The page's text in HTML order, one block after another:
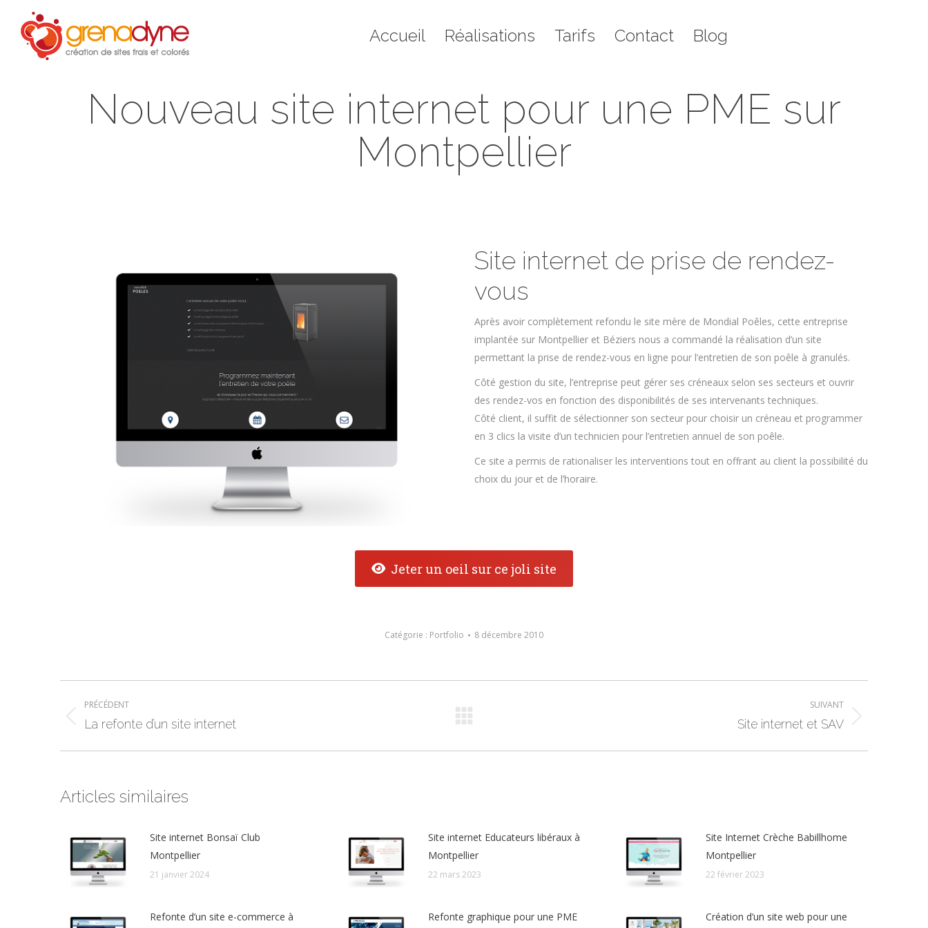
Accueil Réalisations Tarifs Contact Blog
Nouveau site internet pour une PME sur
Montpellier
Vous êtes ici :
Site internet de prise de rendez-
vous
Après avoir complètement refondu le site mère de Mondial Poêles, cette entreprise
implantée sur Montpellier et Béziers nous a commandé la réalisation d’un site
permettant la prise de rendez-vous en ligne pour l’entretien de son poêle à granulés.
Côté gestion du site, l’entreprise peut gérer ses créneaux selon ses secteurs et ouvrir
des rendez-vos en fonction des disponibilités de ses intervenants techniques.
Côté client, il suffit de sélectionner son secteur pour choisir un créneau et programmer
en 3 clics la visite d’un technicien pour l’entretien annuel de son poêle.
Ce site a permis de rationaliser les interventions tout en offrant au client la possibilité du
choix du jour et de l’horaire.
Jeter un oeil sur ce joli site
Catégorie : Portfolio 8 décembre 2010
Navigation
article
PRÉCÉDENT
Article
La refonte d’un site internet
SUIVANT
Site internet et SAV
Articles similaires
Site internet Bonsaï Club
Montpellier
21 janvier 2024
Site internet Educateurs libéraux à
Montpellier
22 mars 2023
Site Internet Crèche Babillhome
Montpellier
22 février 2023
Refonte d’un site e-commerce à Refonte graphique pour une PME Création d’un site web pour une
Recherche